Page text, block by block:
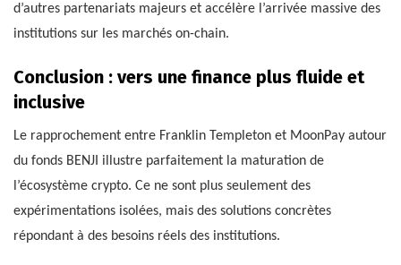
d’autres partenariats majeurs et accélère l’arrivée massive des
institutions sur les marchés on-chain.
Conclusion : vers une finance plus fluide et
inclusive
Le rapprochement entre Franklin Templeton et MoonPay autour
du fonds BENJI illustre parfaitement la maturation de
l’écosystème crypto. Ce ne sont plus seulement des
expérimentations isolées, mais des solutions concrètes
répondant à des besoins réels des institutions.